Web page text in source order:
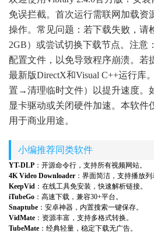
免误拦截。首次运行需联网加载资
操作。常见问题：若下载失败，请
2GB）或尝试切换下载节点。注意
配置文件，以免导致程序崩溃。若
最新版DirectX和Visual C++运行库
置→清理临时文件）以提升速度。
显卡驱动或关闭硬件加速。本软件
用于商业用途。
小编推荐同类软件
YT-DLP ：开源命令行，支持所有视频网站。
4K Video Downloader ：界面简洁，支持播放列
KeepVid ：在线工具免安装，快速解析链接。
iTubeGo ：高速下载，兼容30+平台。
Snaptube ：安卓神器，内置搜索一键保存。
VidMate ：资源丰富，支持多格式转换。
TubeMate ：经典轻量，稳定下载无广告。